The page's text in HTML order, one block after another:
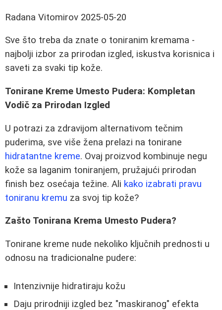
Radana Vitomirov 2025-05-20
Sve što treba da znate o toniranim kremama -
najbolji izbor za prirodan izgled, iskustva korisnica i
saveti za svaki tip kože.
Tonirane Kreme Umesto Pudera: Kompletan
Vodič za Prirodan Izgled
U potrazi za zdravijom alternativom tečnim
puderima, sve više žena prelazi na tonirane
hidratantne kreme. Ovaj proizvod kombinuje negu
kože sa laganim toniranjem, pružajući prirodan
finish bez osećaja težine. Ali kako izabrati pravu
toniranu kremu za svoj tip kože?
Zašto Tonirana Krema Umesto Pudera?
Tonirane kreme nude nekoliko ključnih prednosti u
odnosu na tradicionalne pudere:
Intenzivnije hidratiraju kožu
Daju prirodniji izgled bez "maskiranog" efekta